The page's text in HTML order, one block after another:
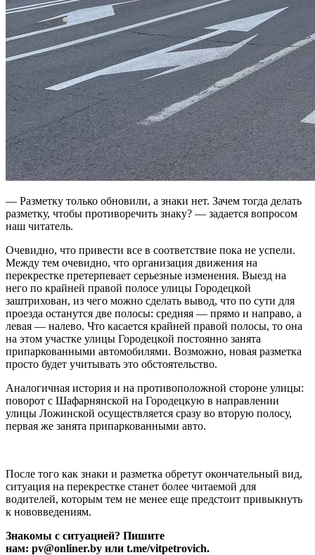
— Разметку только обновили, а знаки нет. Зачем тогда делать
разметку, чтобы противоречить знаку? — задается вопросом
наш читатель.
Очевидно, что привести все в соответствие пока не успели.
Между тем очевидно, что организация движения на
перекрестке претерпевает серьезные изменения. Выезд на
него по крайней правой полосе улицы Городецкой
заштрихован, из чего можно сделать вывод, что по сути для
проезда останутся две полосы: средняя — прямо и направо, а
левая — налево. Что касается крайней правой полосы, то она
на этом участке улицы Городецкой постоянно занята
припаркованными автомобилями. Возможно, новая разметка
просто будет учитывать это обстоятельство.
Аналогичная история и на противоположной стороне улицы:
поворот с Шафарнянской на Городецкую в направлении
улицы Ложинской осуществляется сразу во вторую полосу,
первая же занята припаркованными авто.
После того как знаки и разметка обретут окончательный вид,
ситуация на перекрестке станет более читаемой для
водителей, которым тем не менее еще предстоит привыкнуть
к нововведениям.
Знакомы с ситуацией? Пишите
нам: pv@onliner.by или t.me/vitpetrovich.